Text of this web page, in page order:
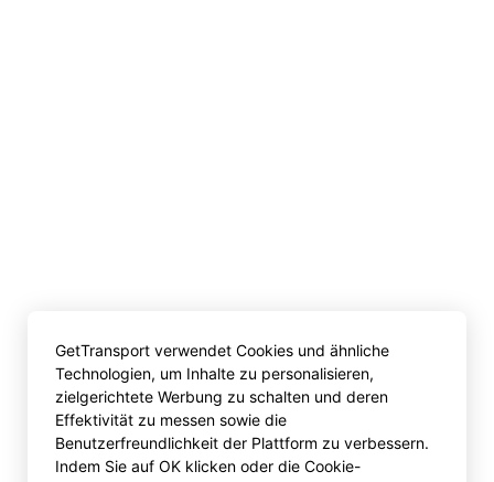
GetTransport verwendet Cookies und ähnliche
Technologien, um Inhalte zu personalisieren,
zielgerichtete Werbung zu schalten und deren
Effektivität zu messen sowie die
Benutzerfreundlichkeit der Plattform zu verbessern.
Indem Sie auf OK klicken oder die Cookie-